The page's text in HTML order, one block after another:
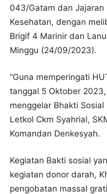
043/Gatam dan Jajaran
Kesehatan, dengan
Brigif 4 Marinir dan
Minggu (24/09/2023).
“Guna memperingati
tanggal 5 Oktober
menggelar Bhakti Sosial
Letkol Ckm Syahrial,
Komandan Denkesyah.
Kegiatan Bakti sosial
kegiatan donor darah,
pengobatan massal